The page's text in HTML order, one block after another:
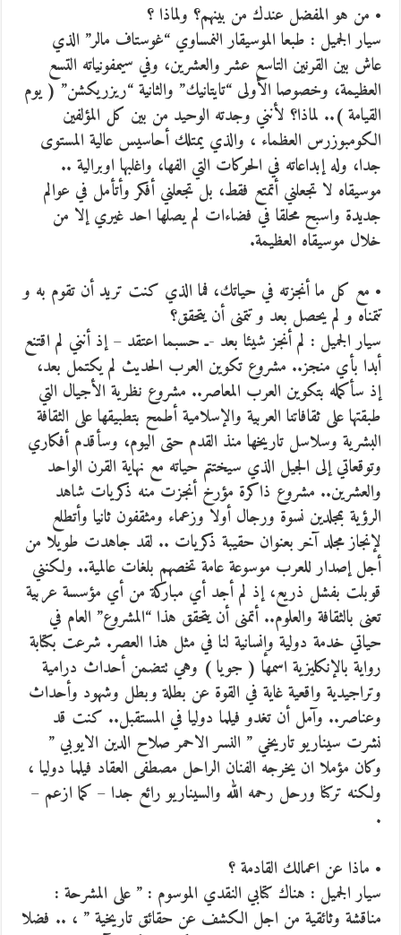
• من هو المفضل عندك من بينهم؟ ولماذا ؟
سيار الجميل : طبعا الموسيقار النمساوي “غوستاف مالر” الذي
عاش بين القرنين التاسع عشر والعشرين، وفي سيمفونياته التسع
العظيمة، وخصوصا الأولى “تايتانيك” والثانية “ريزريكشن” ( يوم
القيامة ).. لماذا؟ لأنني وجدته الوحيد من بين كل المؤلفين
الكومبوزرس العظماء ، والذي يمتلك أحاسيس عالية المستوى
جدا، وله إبداعاته في الحركات التي الفها، واغلبها اوبرالية ..
موسيقاه لا تجعلني أتمتع فقط، بل تجعلني أفكر وأتأمل في عوالم
جديدة واسبح محلقا في فضاءات لم يصلها احد غيري إلا من
خلال موسيقاه العظيمة.
• مع كل ما أنجزته في حياتك، فما الذي كنت تريد أن تقوم به و
تتمناه و لم يحصل بعد و تتمنى أن يتحقق؟
سيار الجميل : لم أنجز شيئا بعد -ـ حسبما اعتقد – إذ أنني لم اقتنع
أبدا بأي منجز.. مشروع تكوين العرب الحديث لم يكتمل بعد،
إذ سأكمله بتكوين العرب المعاصر.. مشروع نظرية الأجيال التي
طبقتها على ثقافاتنا العربية والإسلامية أطمح بتطبيقها على الثقافة
البشرية وسلاسل تاريخها منذ القدم حتى اليوم، وسأقدم أفكاري
وتوقعاتي إلى الجيل الذي سيختتم حياته مع نهاية القرن الواحد
والعشرين.. مشروع ذاكرة مؤرخ أنجزت منه ذكريات شاهد
الرؤية بمجلدين نسوة ورجال أولا وزعماء ومثقفون ثانيا وأتطلع
لإنجاز مجلد آخر بعنوان حقيبة ذكريات .. لقد جاهدت طويلا من
أجل إصدار للعرب موسوعة عامة تخصهم بلغات عالمية.. ولكنني
قوبلت بفشل ذريع، إذ لم أجد أي مباركة من أي مؤسسة عربية
تعنى بالثقافة والعلوم.. أتمنى أن يتحقق هذا “المشروع” العام في
حياتي خدمة دولية وإنسانية لنا في مثل هذا العصر. شرعت بكتابة
رواية بالإنكليزية اسمها ( جويا ) وهي تتضمن أحداث درامية
وتراجيدية واقعية غاية في القوة عن بطلة وبطل وشهود وأحداث
وعناصر.. وآمل أن تغدو فيلما دوليا في المستقبل.. كنت قد
نشرت سيناريو تاريخي ” النسر الاحمر صلاح الدين الايوبي ”
وكان مؤملا ان يخرجه الفنان الراحل مصطفى العقاد فيلما دوليا ،
ولكنه تركنا ورحل رحمه الله والسيناريو رائع جدا – كما ازعم –
.
• ماذا عن اعمالك القادمة ؟
سيار الجميل : هناك كتابي النقدي الموسوم : ” على المشرحة :
مناقشة وثائقية من اجل الكشف عن حقائق تاريخية ” ، .. فضلا